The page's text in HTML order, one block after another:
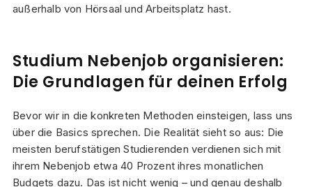
außerhalb von Hörsaal und Arbeitsplatz hast.
Studium Nebenjob organisieren:
Die Grundlagen für deinen Erfolg
Bevor wir in die konkreten Methoden einsteigen, lass uns
über die Basics sprechen. Die Realität sieht so aus: Die
meisten berufstätigen Studierenden verdienen sich mit
ihrem Nebenjob etwa 40 Prozent ihres monatlichen
Budgets dazu. Das ist nicht wenig – und genau deshalb